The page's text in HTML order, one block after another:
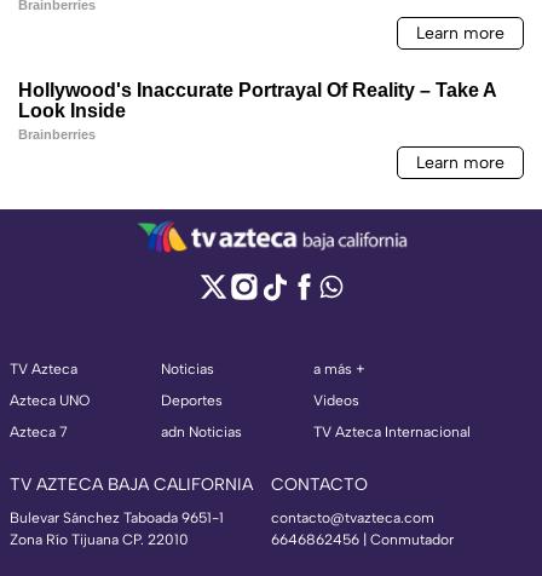
TV Azteca
Azteca UNO
Azteca 7
Noticias
Deportes
adn Noticias
a más +
Videos
TV Azteca Internacional
TV AZTECA BAJA CALIFORNIA
Bulevar Sánchez Taboada 9651-1
Zona Río Tijuana CP. 22010
CONTACTO
contacto@tvazteca.com
6646862456 | Conmutador